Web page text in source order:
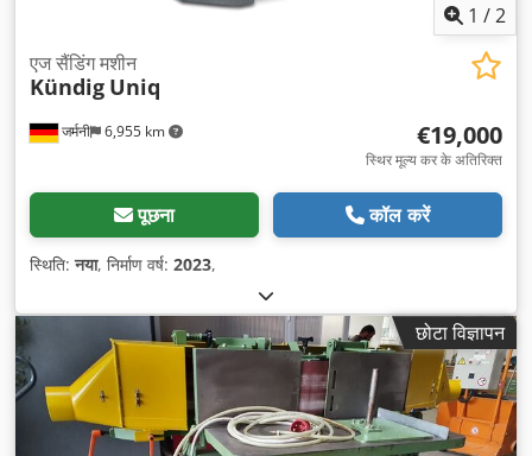
1 /2
जर्मनी 6,955 km
एज सैंडिंग मशीन
Kündig Uniq
€19,000
स्थिर मूल्य कर के अतिरिक्त
पूछना कॉल करें
स्थिति:नया, निर्माण वर्ष: 2023,
छोटा विज्ञापन